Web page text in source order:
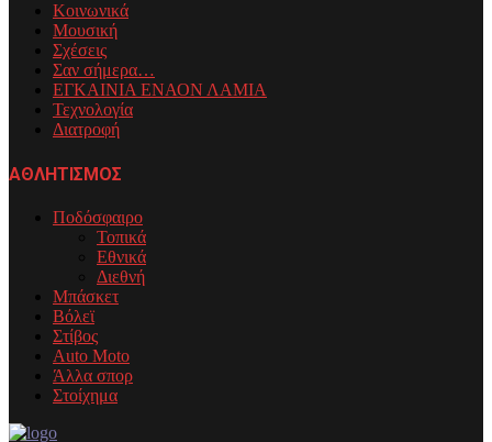
Κοινωνικά
Μουσική
Σχέσεις
Σαν σήμερα…
ΕΓΚΑΙΝΙΑ ΕΝΑΟΝ ΛΑΜΙΑ
Τεχνολογία
Διατροφή
ΑΘΛΗΤΙΣΜΟΣ
Ποδόσφαιρο
Τοπικά
Εθνικά
Διεθνή
Μπάσκετ
Βόλεϊ
Στίβος
Auto Moto
Άλλα σπορ
Στοίχημα